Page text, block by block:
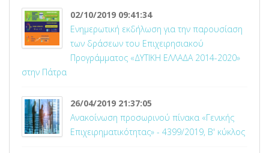
02/10/2019 09:41:34
Ενημερωτική εκδήλωση για την παρουσίαση
των δράσεων του Επιχειρησιακού
Προγράμματος «ΔΥΤΙΚΗ ΕΛΛΑΔΑ 2014-2020»
στην Πάτρα
26/04/2019 21:37:05
Ανακοίνωση προσωρινού πίνακα «Γενικής
Επιχειρηματικότητας» - 4399/2019, Β' κύκλος